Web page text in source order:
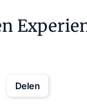
Delen